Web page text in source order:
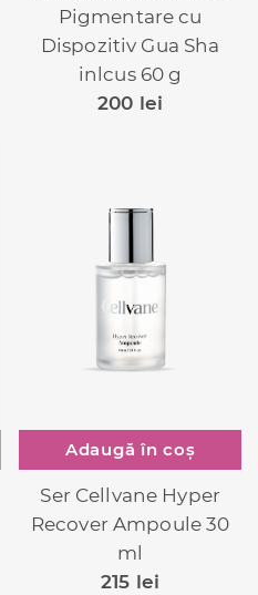
Pigmentare cu
Dispozitiv Gua Sha
inlcus 60 g
200 lei
Adaugă în coș
Ser Cellvane Hyper
Recover Ampoule 30
ml
215 lei